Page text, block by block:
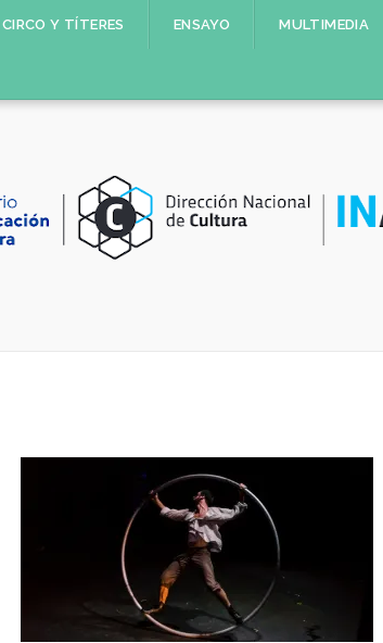
CIRCO Y TÍTERES ENSAYO MULTIMEDIA